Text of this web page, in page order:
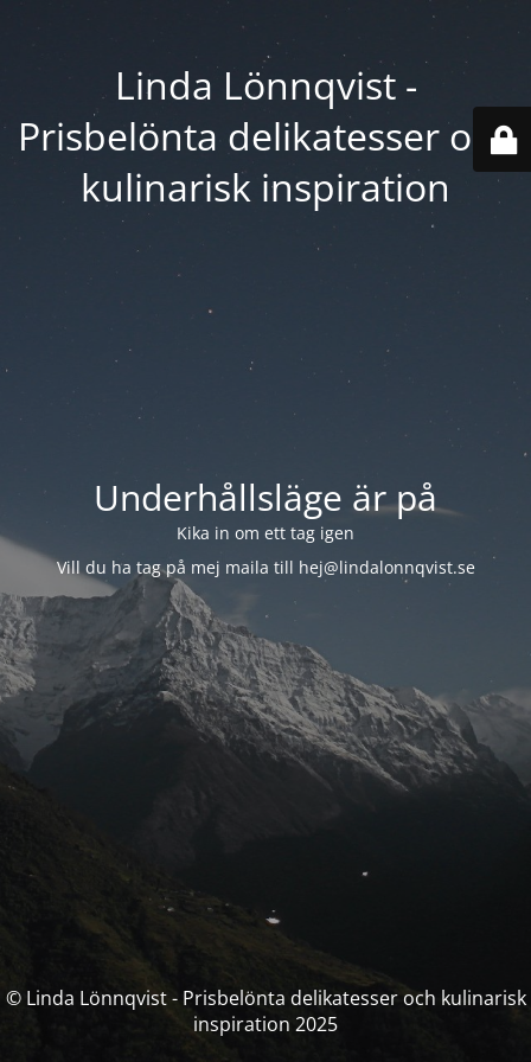
Linda Lönnqvist -
Prisbelönta delikatesser och
kulinarisk inspiration
Underhållsläge är på
Kika in om ett tag igen
Vill du ha tag på mej maila till hej@lindalonnqvist.se
© Linda Lönnqvist - Prisbelönta delikatesser och kulinarisk
inspiration 2025